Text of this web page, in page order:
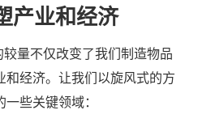
产业和经济
量不仅改变了我们制造物品
和经济。让我们以旋风式的方
些关键领域：